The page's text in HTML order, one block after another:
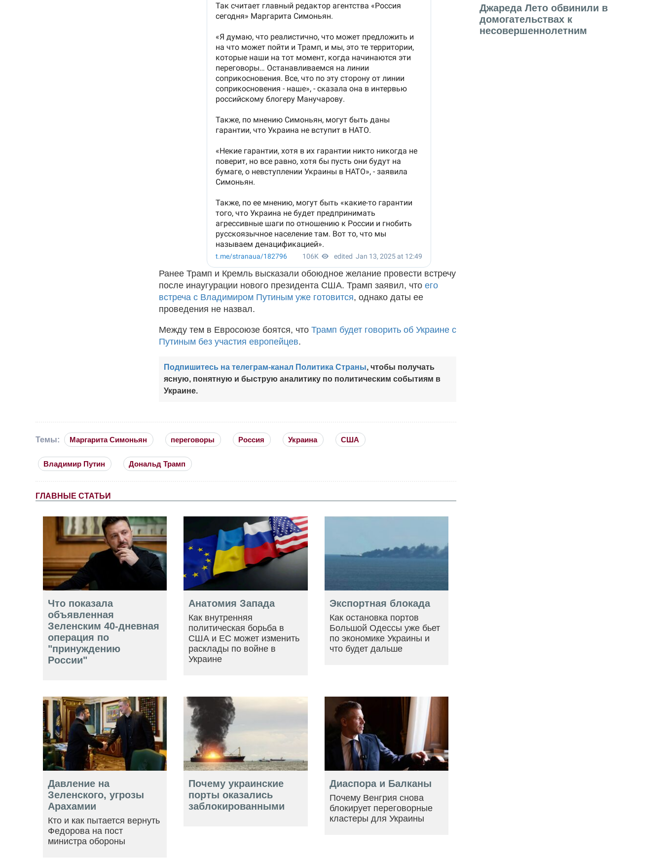
Джареда Лето обвинили в
домогательствах к
несовершеннолетним
Ранее Трамп и Кремль высказали обоюдное желание провести встречу
после инаугурации нового президента США. Трамп заявил, что его
встреча с Владимиром Путиным уже готовится, однако даты ее
проведения не назвал.
Между тем в Евросоюзе боятся, что Трамп будет говорить об Украине с
Путиным без участия европейцев.
Подпишитесь на телеграм-канал Политика Страны, чтобы получать
ясную, понятную и быструю аналитику по политическим событиям в
Украине.
Темы: Маргарита Симоньян переговоры Россия Украина США
Владимир Путин Дональд Трамп
ГЛАВНЫЕ СТАТЬИ
Что показала
объявленная
Зеленским 40-дневная
операция по
"принуждению
России"
Анатомия Запада
Как внутренняя
политическая борьба в
США и ЕС может изменить
расклады по войне в
Украине
Экспортная блокада
Как остановка портов
Большой Одессы уже бьет
по экономике Украины и
что будет дальше
Давление на
Зеленского, угрозы
Арахамии
Кто и как пытается вернуть
Федорова на пост
министра обороны
Почему украинские
порты оказались
заблокированными
Диаспора и Балканы
Почему Венгрия снова
блокирует переговорные
кластеры для Украины